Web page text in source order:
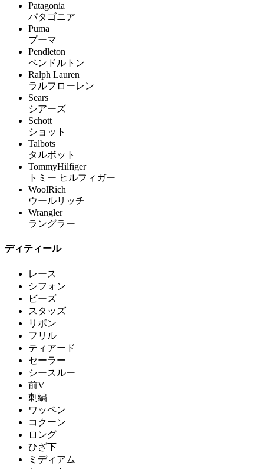
Patagonia
パタゴニア
Puma
プーマ
Pendleton
ペンドルトン
Ralph Lauren
ラルフローレン
Sears
シアーズ
Schott
ショット
Talbots
タルボット
TommyHilfiger
トミー ヒルフィガー
WoolRich
ウールリッチ
Wrangler
ラングラー
ディティール
レース
シフォン
ビーズ
スタッズ
リボン
フリル
ティアード
セーラー
シースルー
前V
刺繍
ワッペン
コクーン
ロング
ひざ下
ミディアム